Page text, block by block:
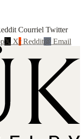
Courriel Twitter
𝕏 XrReddit@ Email